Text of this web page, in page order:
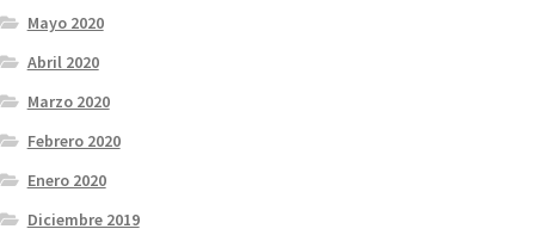
Mayo 2020
Abril 2020
Marzo 2020
Febrero 2020
Enero 2020
Diciembre 2019